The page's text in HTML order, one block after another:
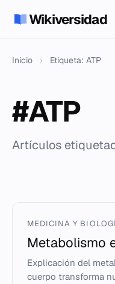
Wikiversidad
Inicio › Etiqueta: ATP
#ATP
Artículos
MEDICINA Y
Metabolismo
Explicación del
cuerpo transforma